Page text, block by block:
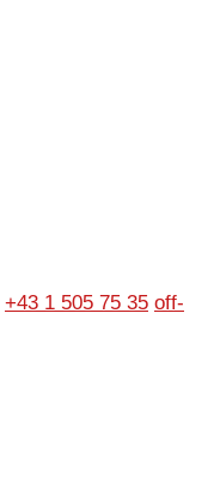
+43 1 505 75 35 off-